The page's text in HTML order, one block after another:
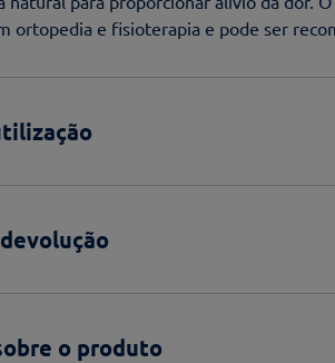
ortopedia e fisioterapia e pode ser
o produto